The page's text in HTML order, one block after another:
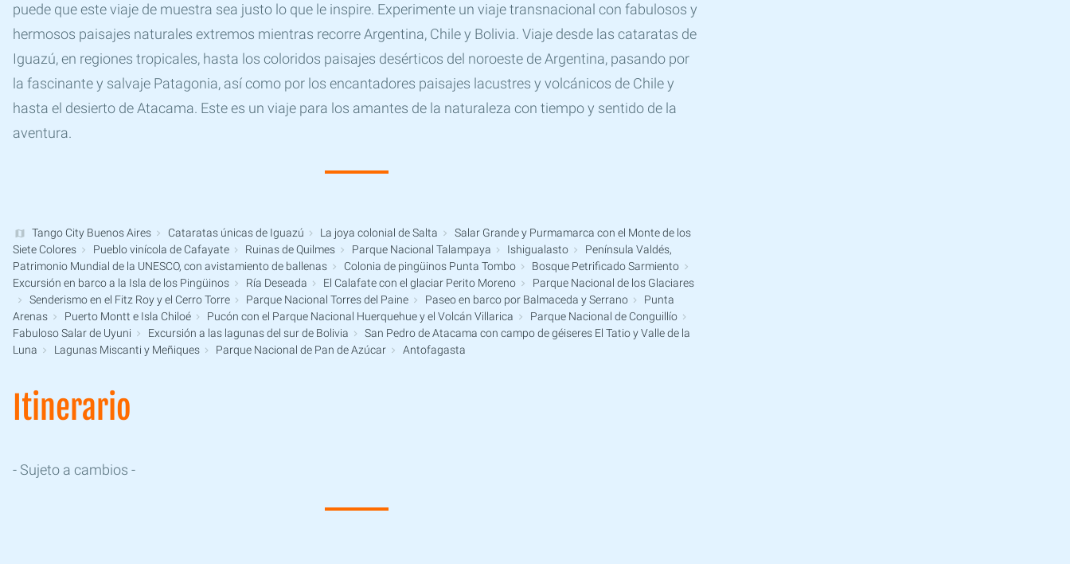
puede que este viaje de muestra sea justo lo que le inspire. Experimente un viaje transnacional con fabulosos y
hermosos paisajes naturales extremos mientras recorre Argentina, Chile y Bolivia. Viaje desde las cataratas de
Iguazú, en regiones tropicales, hasta los coloridos paisajes desérticos del noroeste de Argentina, pasando por
la fascinante y salvaje Patagonia, así como por los encantadores paisajes lacustres y volcánicos de Chile y
hasta el desierto de Atacama. Este es un viaje para los amantes de la naturaleza con tiempo y sentido de la
aventura.
Tango City Buenos Aires Cataratas únicas de Iguazú La joya colonial de Salta
Salar Grande y Purmamarca con el Monte de los
Siete Colores
Pueblo vinícola de Cafayate Ruinas de Quilmes Parque Nacional Talampaya Ishigualasto
Península Valdés,
Patrimonio Mundial de la UNESCO, con avistamiento de ballenas
Colonia de pingüinos Punta Tombo
Bosque Petrificado Sarmiento
Excursión en barco a la Isla de los Pingüinos
Ría Deseada El Calafate con el glaciar Perito Moreno
Parque Nacional de los Glaciares
Senderismo en el Fitz Roy y el Cerro Torre
Parque Nacional Torres del Paine Paseo en barco por Balmaceda y Serrano
Punta
Arenas
Puerto Montt e Isla Chiloé Pucón con el Parque Nacional Huerquehue y el Volcán Villarica
Parque Nacional de Conguillío
Fabuloso Salar de Uyuni
Excursión a las lagunas del sur de Bolivia
San Pedro de Atacama con campo de géiseres El Tatio y Valle de la
Luna
Lagunas Miscanti y Meñiques Parque Nacional de Pan de Azúcar Antofagasta
Itinerario
- Sujeto a cambios -